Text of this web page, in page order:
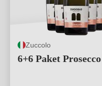
Zuccolo
6+6 Paket